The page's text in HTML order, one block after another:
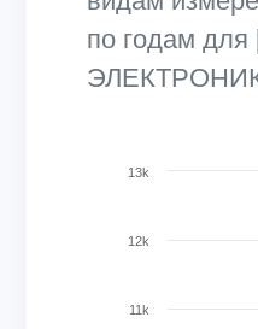
по годам
View as data table,
The chart has 1 X
The chart has 1 Y
11k
12k
13k